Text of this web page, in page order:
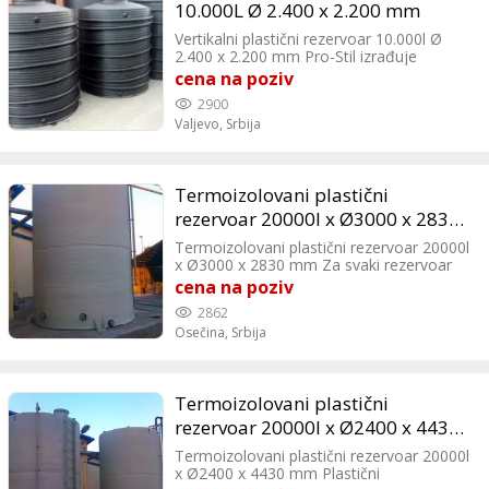
10.000L Ø 2.400 x 2.200 mm
Vertikalni plastični rezervoar 10.000l Ø
2.400 x 2.200 mm Pro-Stil izrađuje
vertikalne plastične rezervoare od PEHD
koji su postojani na temperaturama od
-30°C do +60°C, a vertikalni rezervoari od
PP na temperaturama od -10°C do
cena na poziv
2900
Valjevo, Srbija
Termoizolovani plastični
rezervoar 20000l x Ø3000 x 2830
mm
Termoizolovani plastični rezervoar 20000l
x Ø3000 x 2830 mm Za svaki rezervoar
koji je termoizolovan vrši se statički
proračun rezervoara na osnovu zahteva
korisnika u vidu zapremine i namene
rezervoara. Izrada termoizolovanih
cena na poziv
2862
Osečina, Srbija
Termoizolovani plastični
rezervoar 20000l x Ø2400 x 4430
mm
Termoizolovani plastični rezervoar 20000l
x Ø2400 x 4430 mm Plastični